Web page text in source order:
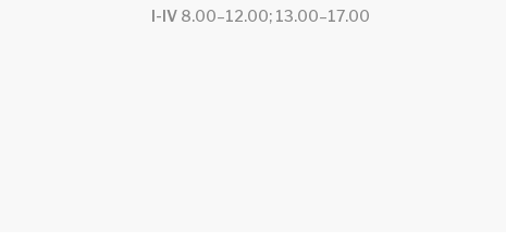
I-IV 8.00–12.00; 13.00–17.00